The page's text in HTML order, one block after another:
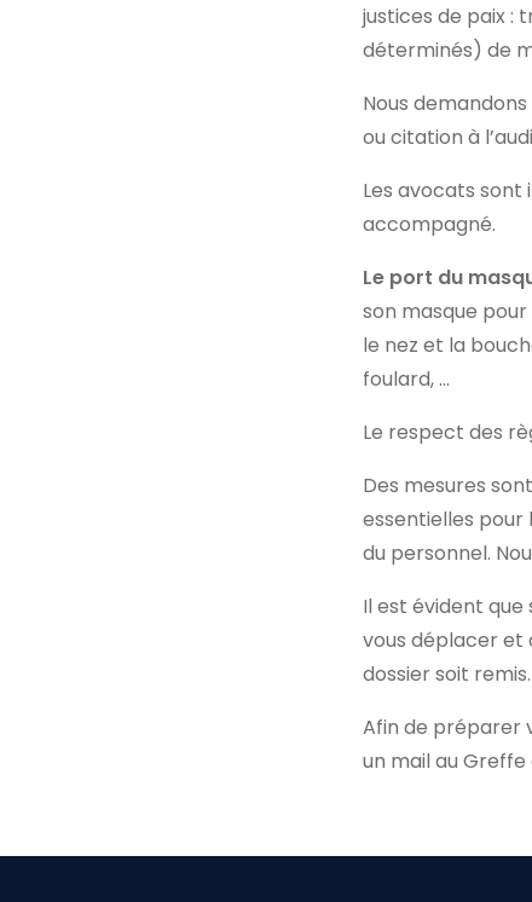
justices de paix :
déterminés) de
Nous
ou citation à
Les avocats sont
accompagné.
Le port du
son masque
le nez et la
foulard, …
Le respect des
Des mesures
essentielles
du personnel.
Il est évident que
vous déplacer et
dossier soit remis.
Afin de préparer
un mail au